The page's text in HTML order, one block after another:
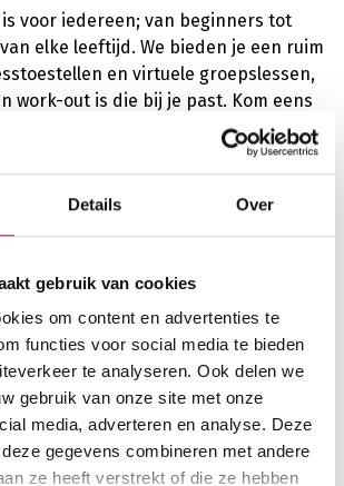
Details Over
gebruik van cookies
om content en advertenties te
functies voor social media te bieden
te analyseren. Ook delen we
gebruik van onze site met onze
media, adverteren en analyse. Deze
gegevens combineren met andere
ze heeft verstrekt of die ze hebben
voor iedereen; van beginners tot
elke leeftijd. We bieden je een ruim
en virtuele groepslessen,
work-out is die bij je past. Kom eens
kijkje, of schrijf je meteen online in.
fit.be
fit.com/nl-be/fitnessclub/basic-
sportpaleis-24-7-